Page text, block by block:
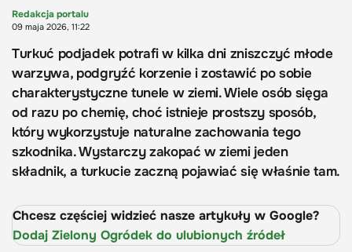
Redakcja portalu
09 maja 2026, 11:22
Turkuć podjadek potrafi w kilka dni zniszczyć młode
warzywa, podgryźć korzenie i zostawić po sobie
charakterystyczne tunele w ziemi. Wiele osób sięga
od razu po chemię, choć istnieje prostszy sposób,
który wykorzystuje naturalne zachowania tego
szkodnika. Wystarczy zakopać w ziemi jeden
składnik, a turkucie zaczną pojawiać się właśnie tam.
Chcesz częściej widzieć nasze artykuły w Google?
Dodaj Zielony Ogródek do ulubionych źródeł